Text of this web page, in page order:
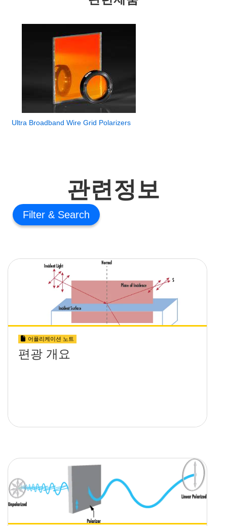
Ultra Broadband Wire Grid Polarizers
관련정보
Filter
어플리케이션 노트
편광 개요